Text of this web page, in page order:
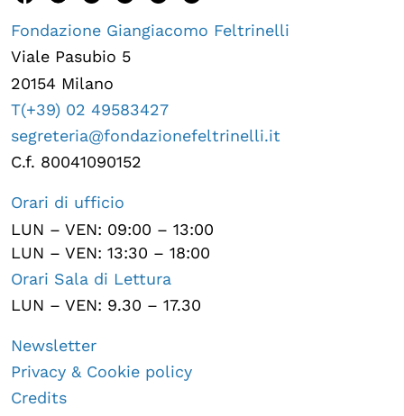
Fondazione Giangiacomo Feltrinelli
Viale Pasubio 5
20154 Milano
T(+39) 02 49583427
segreteria@fondazionefeltrinelli.it
C.f. 80041090152
Orari di ufficio
LUN – VEN: 09:00 – 13:00
LUN – VEN: 13:30 – 18:00
Orari Sala di Lettura
LUN – VEN: 9.30 – 17.30
Newsletter
Privacy & Cookie policy
Credits